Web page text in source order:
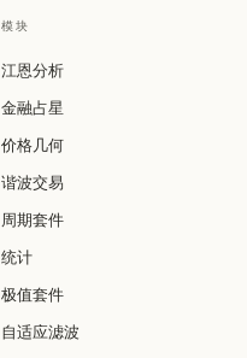
模块
江恩分析
金融占星
价格几何
谐波交易
周期套件
统计
极值套件
自适应滤波